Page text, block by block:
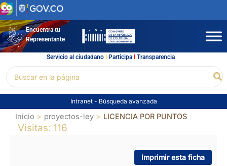
Ir
al
contenidoEncuentra tu
Representante
Servicio al ciudadano l Participal Transparencia
por:
Intranet - Búsqueda avanzada
Inicio proyectos-ley LICENCIA POR PUNTOS
Visitas: 116
Imprimir esta ficha